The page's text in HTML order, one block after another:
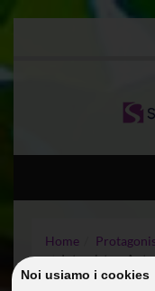
Noi usiamo i cookies
Home
Intervista a